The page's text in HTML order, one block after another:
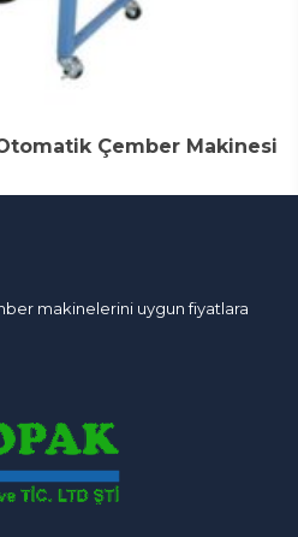
Çember Makinesi
makinelerini uygun fiyatlara